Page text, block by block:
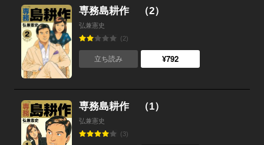
専務島耕作 （2）
弘兼憲史
(2)
立ち読み ¥792
専務島耕作 （1）
弘兼憲史
(3)